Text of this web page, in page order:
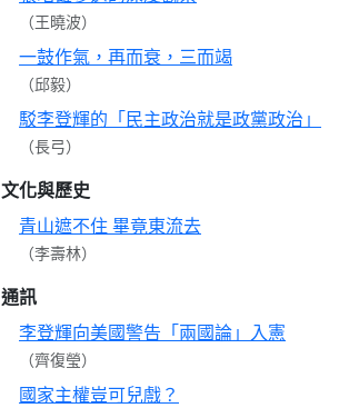
（王曉波）
一鼓作氣，再而衰，三而竭
（邱毅）
駁李登輝的「民主政治就是政黨政治」
（長弓）
文化與歷史
青山遮不住 畢竟東流去
（李壽林）
通訊
李登輝向美國警告「兩國論」入憲
（齊復瑩）
國家主權豈可兒戲？